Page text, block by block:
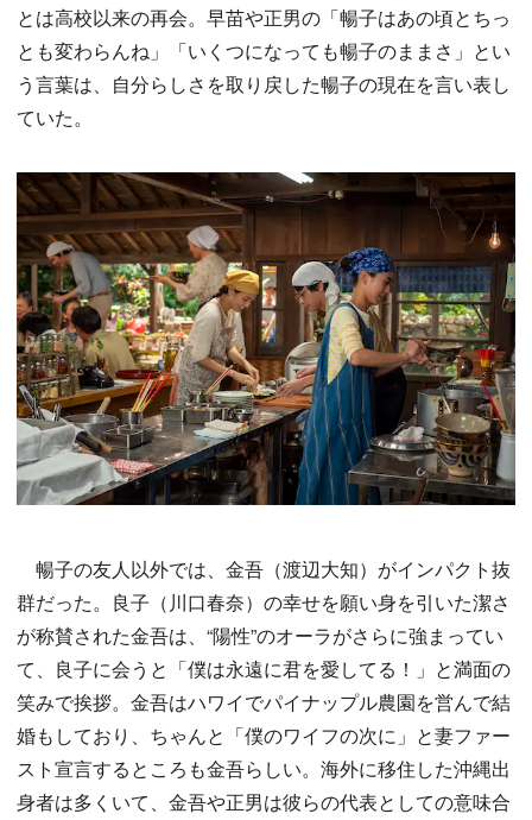
とは高校以来の再会。早苗や正男の「暢子はあの頃とちっ
とも変わらんね」「いくつになっても暢子のままさ」とい
う言葉は、自分らしさを取り戻した暢子の現在を言い表し
ていた。
暢子の友人以外では、金吾（渡辺大知）がインパクト抜
群だった。良子（川口春奈）の幸せを願い身を引いた潔さ
が称賛された金吾は、“陽性”のオーラがさらに強まってい
て、良子に会うと「僕は永遠に君を愛してる！」と満面の
笑みで挨拶。金吾はハワイでパイナップル農園を営んで結
婚もしており、ちゃんと「僕のワイフの次に」と妻ファー
スト宣言するところも金吾らしい。海外に移住した沖縄出
身者は多くいて、金吾や正男は彼らの代表としての意味合